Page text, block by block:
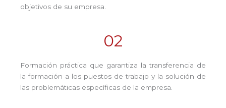
objetivos de su empresa.
02
Formación práctica que garantiza la transferencia de
la formación a los puestos de trabajo y la solución de
las problemáticas específicas de la empresa.